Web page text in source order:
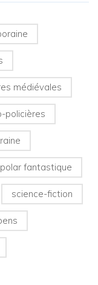
médiévales
policières
polar fantastique
science-fiction